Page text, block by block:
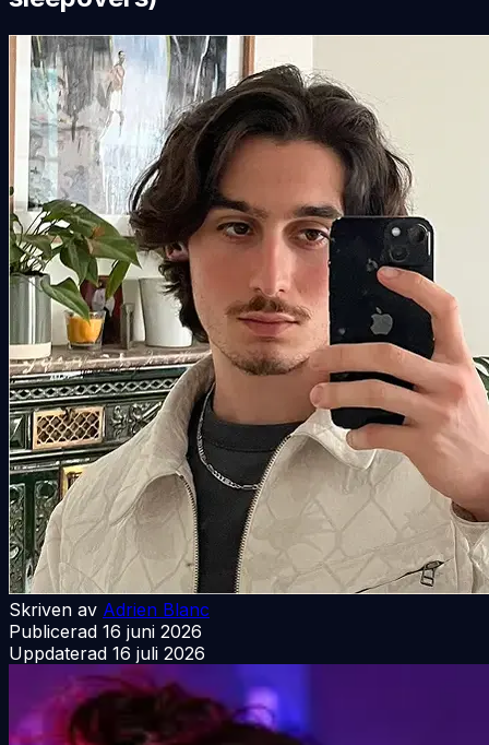
Skriven av Adrien Blanc
Publicerad 16 juni 2026
Uppdaterad 16 juli 2026